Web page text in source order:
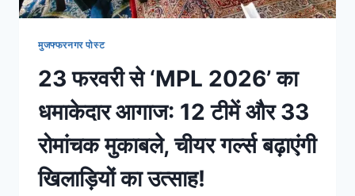
मुजफ्फरनगर पोस्ट
23 फरवरी से ‘MPL 2026’ का
धमाकेदार आगाज: 12 टीमें और 33
रोमांचक मुकाबले, चीयर गर्ल्स बढ़ाएंगी
खिलाड़ियों का उत्साह!